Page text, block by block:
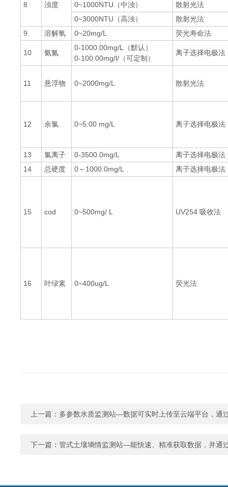
8 浊度
0~1000NTU（中浊）
散射光法
0~3000NTU（高浊）
散射光法
9
溶解氧 0~20mg/L 荧光寿命法
10 氨氮
0-1000.00mg/L（默认）
0-100.00mg/l/（可定制）
离子选择电极法
11 悬浮物 0~2000mg/L 散射光法
12 余氯 0~5.00 mg/L 离子选择电极法
13 氯离子 0-3500.0mg/L
离子选择电极法
14
总硬度 0～1000.0mg/L 离子选择电极法
15 cod 0~500mg/ L UV254 吸收法
16 叶绿素 0~400ug/L 荧光法
上一篇： 多参数水质监测站—数据可实时上传至云端平台，通
下一篇： 管式土壤墒情监测站—能快速、精准获取数据，并通